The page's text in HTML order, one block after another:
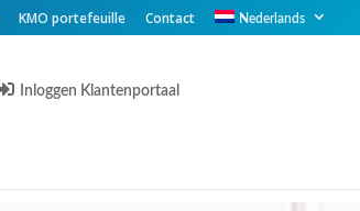
KMO portefeuille Contact Nederlands
Inloggen Klantenportaal